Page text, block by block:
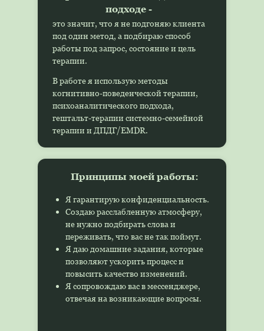
В работе я использую методы
когнитивно-поведенческой терапии,
психоаналитического подхода,
гештальт-терапии системно-семейной
терапии и ДПДГ/EMDR.
это значит, что я не подгоняю клиента
под один метод, а подбираю способ
работы под запрос, состояние и цель
терапии.
подходе -
Принципы моей работы:
Я гарантирую конфиденциальность.
Создаю расслабленную атмосферу,
не нужно подбирать слова и
переживать, что вас не так поймут.
Я даю домашние задания, которые
позволяют ускорить процесс и
повысить качество изменений.
Я сопровождаю вас в мессенджере,
отвечая на возникающие вопросы.